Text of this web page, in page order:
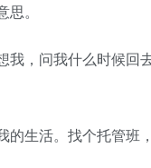
。
，问我什么时候回
生活。找个托管班